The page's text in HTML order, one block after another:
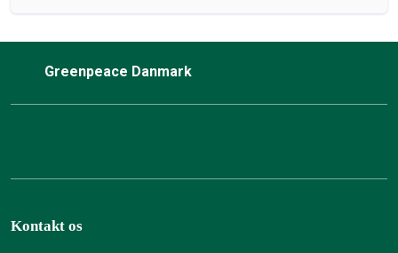
Greenpeace Danmark
Kontakt os